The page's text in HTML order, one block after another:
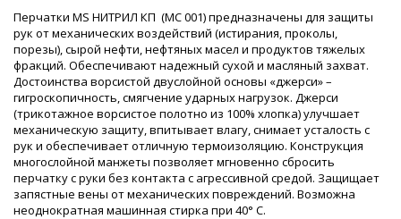
Перчатки MS НИТРИЛ КП (MC 001) предназначены для защиты
рук от механических воздействий (истирания, проколы,
порезы), сырой нефти, нефтяных масел и продуктов тяжелых
фракций. Обеспечивают надежный сухой и масляный захват.
Достоинства ворсистой двуслойной основы «джерси» –
гигроскопичность, смягчение ударных нагрузок. Джерси
(трикотажное ворсистое полотно из 100% хлопка) улучшает
механическую защиту, впитывает влагу, снимает усталость с
рук и обеспечивает отличную термоизоляцию. Конструкция
многослойной манжеты позволяет мгновенно сбросить
перчатку с руки без контакта с агрессивной средой. Защищает
запястные вены от механических повреждений. Возможна
неоднократная машинная стирка при 40° С.